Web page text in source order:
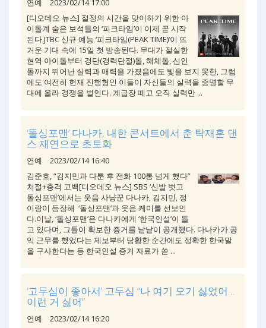
연예
2023/02/14 17:00
[디오데오 뉴스] 절정의 시간을 맞이하기 위한 아
이돌계 숨은 보석들의 ‘피크타임’이 이제 곧 시작
된다.JTBC 신규 예능 ‘피크타임(PEAK TIME)’이 뜨
거운 기대 속에 15일 첫 방송된다. 무대가 절실한
현역 아이돌부터 경단(경력단절)돌, 해체돌, 신인
돌까지 뛰어난 실력과 매력을 가졌음에도 빛을 보지 못한, 그럼
에도 여전히 현재 진행형인 이들이 자신들의 실력을 증명할 무
대에 올라 경쟁을 벌인다. 계급장 떼고 오직 실력만 ...
‘돌싱포맨’ 다나카, 내한 콘서트에서 춘 탁재훈 댄
스 재연으로 초토화
연예
2023/02/14 16:40
김준호, “김지민과 다툰 후 전화 100통 넘게 했다”
처절+충격 고백[디오데오 뉴스] SBS ‘신발 벗고
돌싱포맨’에서는 웃음 사냥꾼 다나카, 김지민, 정
이랑이 등장해 ‘돌싱포맨’과 웃음 케미를 선보인
다.이날, ‘돌싱포맨’은 다나카에게 ‘한국인설’이 돌
고 있다며, 그들이 확보한 증거를 낱낱이 공개했다. 다나카가 공
익 근무를 했었다는 제보부터 당황한 순간에도 정확한 한국말
을 구사한다는 등 한국인설 증거 자료가 쏟 ...
‘고두심이 좋아서’ 고두심 “나 여기 오기 싫었어…
이런 거 싫어”
연예
2023/02/14 16:20